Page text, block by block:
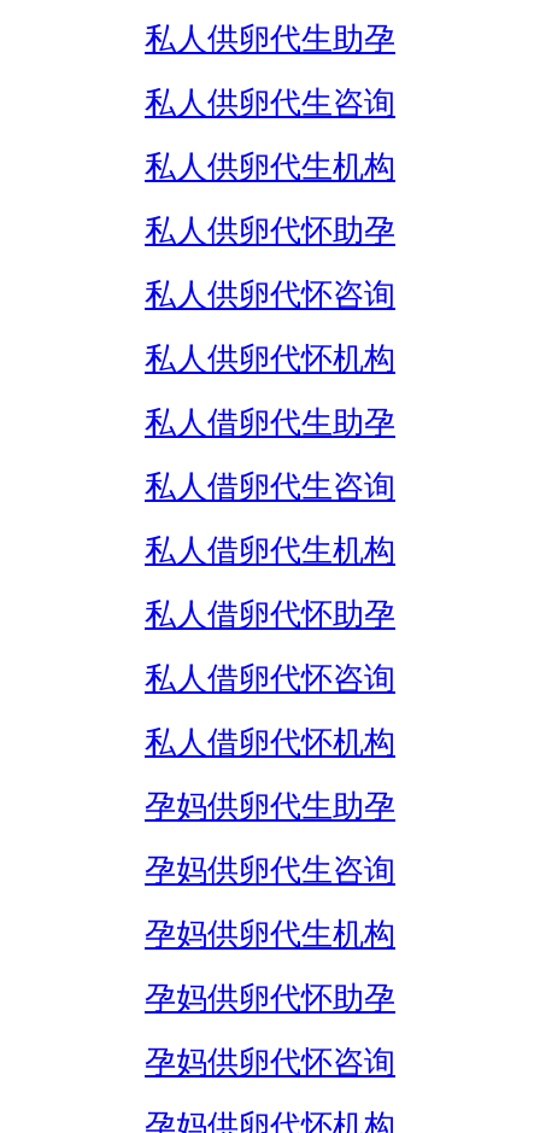
私人供卵代生助孕
私人供卵代生咨询
私人供卵代生机构
私人供卵代怀助孕
私人供卵代怀咨询
私人供卵代怀机构
私人借卵代生助孕
私人借卵代生咨询
私人借卵代生机构
私人借卵代怀助孕
私人借卵代怀咨询
私人借卵代怀机构
孕妈供卵代生助孕
孕妈供卵代生咨询
孕妈供卵代生机构
孕妈供卵代怀助孕
孕妈供卵代怀咨询
孕妈供卵代怀机构